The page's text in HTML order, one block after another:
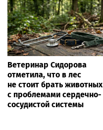
Ветеринар Сидорова
отметила, что в лес
не стоит брать животных
с проблемами сердечно-
сосудистой системы